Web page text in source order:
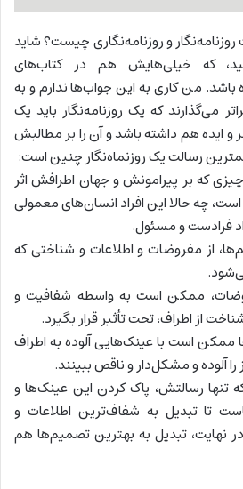
و روزنامه‌نگاری چیست؟ شاید
که خیلی‌هایش هم در کتاب‌های
باشد. من کاری به این جواب‌ها ندارم و به
می‌گذارند که یک روزنامه‌نگار باید یک
ایده هم داشته باشد و آن را بر مطالبش
رسالت یک روزنماه‌نگار چنین است:
که بر پیرامونش و جهان اطرافش اثر
چه حالا این افراد انسان‌های معمولی
فرادست و مسئول.
از مفروضات و اطلاعات و شناختی که
ممکن است به واسطه شفافیت و
از اطراف، تحت تأثیر قرار بگیرد.
ممکن است با عینک‌هایی آلوده به اطراف
آلوده و مشکل‌دار و ناقص ببینند.
تنها رسالتش، پاک کردن این عینک‌ها و
تا تبدیل به شفاف‌ترین اطلاعات و
نهایت، تبدیل به بهترین تصمیم‌ها هم